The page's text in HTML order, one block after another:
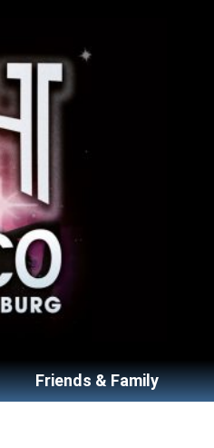
Friends & Family